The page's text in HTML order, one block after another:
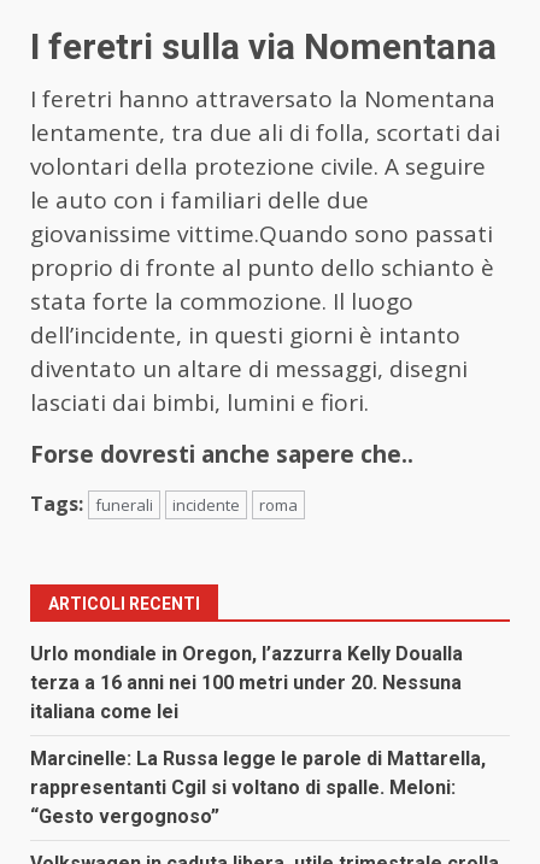
I feretri sulla via Nomentana
I feretri hanno attraversato la Nomentana
lentamente, tra due ali di folla, scortati dai
volontari della protezione civile. A seguire
le auto con i familiari delle due
giovanissime vittime.Quando sono passati
proprio di fronte al punto dello schianto è
stata forte la commozione. Il luogo
dell’incidente, in questi giorni è intanto
diventato un altare di messaggi, disegni
lasciati dai bimbi, lumini e fiori.
Forse dovresti anche sapere che..
Tags: funerali incidente roma
ARTICOLI RECENTI
Urlo mondiale in Oregon, l’azzurra Kelly Doualla
terza a 16 anni nei 100 metri under 20. Nessuna
italiana come lei
Marcinelle: La Russa legge le parole di Mattarella,
rappresentanti Cgil si voltano di spalle. Meloni:
“Gesto vergognoso”